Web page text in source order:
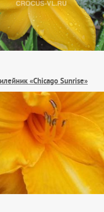
«Chicago Sunrise»